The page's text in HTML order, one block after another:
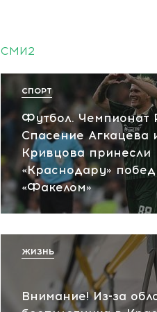
СМИ2
Футбол. Чемпионат
Спасение Агкацева
Кривцова принесли
«Краснодару»
«Факелом»
СПОРТ
Внимание! Из-за
ЖИЗНЬ